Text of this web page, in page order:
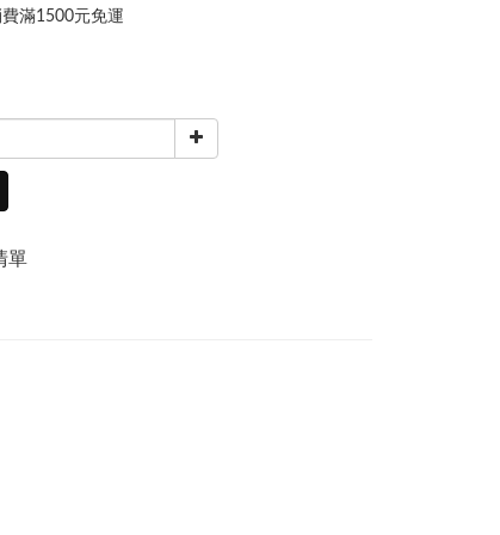
滿1500元免運
單